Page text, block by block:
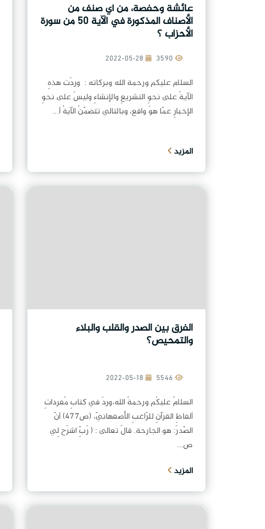
عائشة وحفصة، من أي صنف من
الأصناف المذكورة في الآية ٥٠ من سورة
الأحزاب ؟
2022-05-28
السلام عليكم ورحمة الله وبركاته : وردَت هذهِ
الآيةُ على نحوِ التشريعِ والإنشاءِ وليسَ على نحوِ
الإخبارِ عمّا هوَ واقع، وبالتالي تتضمّنُ الآيةُ أ...
المزيد
الفرق بين الصدر والقلب والبلاء
والتمحيص؟
2022-05-18
السلامُ عليكُم ورحمةُ الله،وردَ في كتابِ مُفرداتِ
ألفاظِ القرآنِ للرّاغبِ الأصفهانيّ، (ص477) أنّ
الصّدرَ: هو الجارحة. قالَ تعالى : ( رَبِّ اشرَح لِي
ص...
المزيد